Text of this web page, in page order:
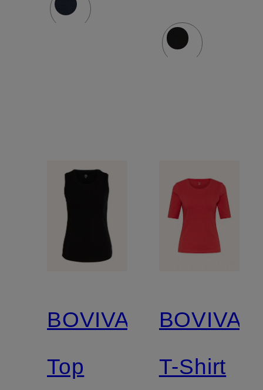
BOVIVA
Top
BOVIVA
T-Shirt